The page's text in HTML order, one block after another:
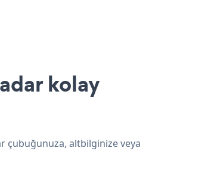
kolay
çubuğunuza, altbilginize veya